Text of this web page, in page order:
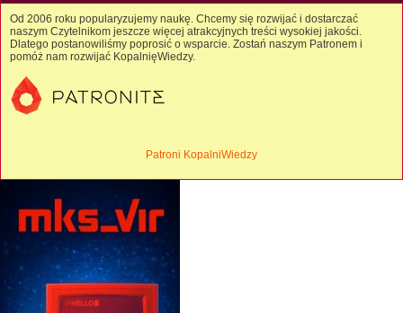
Od 2006 roku popularyzujemy naukę. Chcemy się rozwijać i dostarczać
naszym Czytelnikom jeszcze więcej atrakcyjnych treści wysokiej jakości.
Dlatego postanowiliśmy poprosić o wsparcie. Zostań naszym Patronem i
pomóż nam rozwijać KopalnięWiedzy.
Patroni KopalniWiedzy